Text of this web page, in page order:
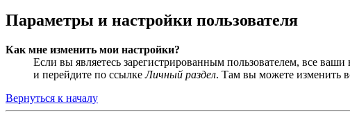
Параметры и настройки пользователя
Как мне изменить мои настройки?
Если вы являетесь зарегистрированным пользователем, все
и перейдите по ссылкеЛичный раздел. Там вы можете изменить
Вернуться к началу